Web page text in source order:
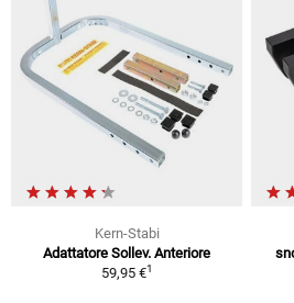
Kern-Stabi
Adattatore Sollev. Anteriore
59,95 €1